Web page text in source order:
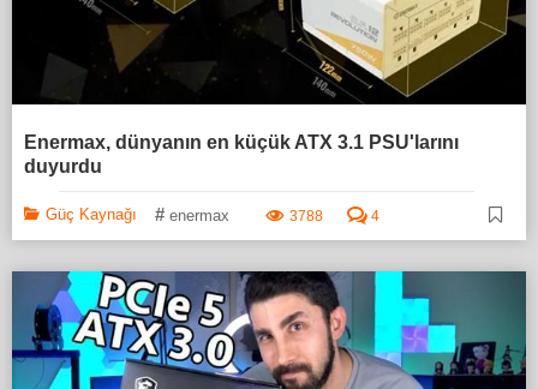
Enermax, dünyanın en küçük ATX 3.1 PSU'larını
duyurdu
Güç Kaynağı # enermax 3788 4